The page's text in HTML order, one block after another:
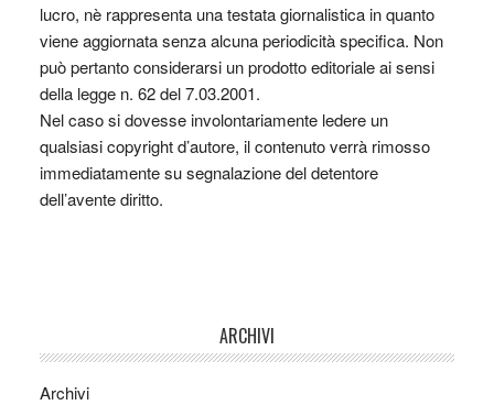
lucro, nè rappresenta una testata giornalistica in quanto
viene aggiornata senza alcuna periodicità specifica. Non
può pertanto considerarsi un prodotto editoriale ai sensi
della legge n. 62 del 7.03.2001.
Nel caso si dovesse involontariamente ledere un
qualsiasi copyright d’autore, il contenuto verrà rimosso
immediatamente su segnalazione del detentore
dell’avente diritto.
ARCHIVI
Archivi